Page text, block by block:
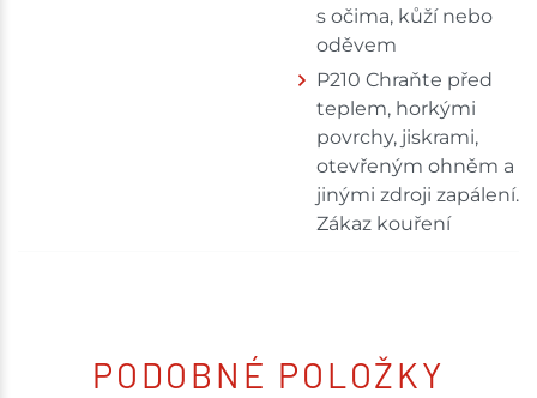
s očima, kůží nebo
oděvem
P210 Chraňte před
teplem, horkými
povrchy, jiskrami,
otevřeným ohněm a
jinými zdroji zapálení.
Zákaz kouření
PODOBNÉ POLOŽKY